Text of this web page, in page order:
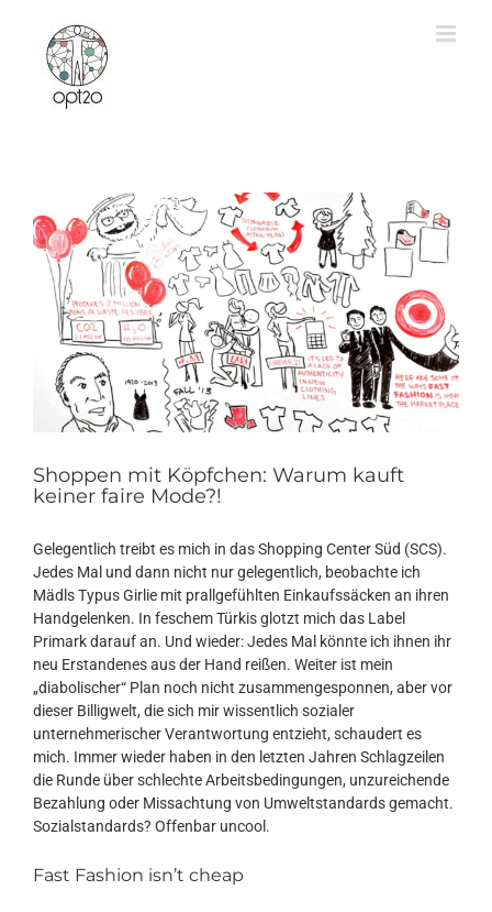
springen
Shoppen mit Köpfchen: Warum kauft
keiner faire Mode?!
Gelegentlich treibt es mich in das Shopping Center Süd (SCS).
Jedes Mal und dann nicht nur gelegentlich, beobachte ich
Mädls Typus Girlie mit prallgefühlten Einkaufssäcken an ihren
Handgelenken. In feschem Türkis glotzt mich das Label
Primark darauf an. Und wieder: Jedes Mal könnte ich ihnen ihr
neu Erstandenes aus der Hand reißen. Weiter ist mein
„diabolischer“ Plan noch nicht zusammengesponnen, aber vor
dieser Billigwelt, die sich mir wissentlich sozialer
unternehmerischer Verantwortung entzieht, schaudert es
mich. Immer wieder haben in den letzten Jahren Schlagzeilen
die Runde über schlechte Arbeitsbedingungen, unzureichende
Bezahlung oder Missachtung von Umweltstandards gemacht.
Sozialstandards? Offenbar uncool.
Fast Fashion isn’t cheap